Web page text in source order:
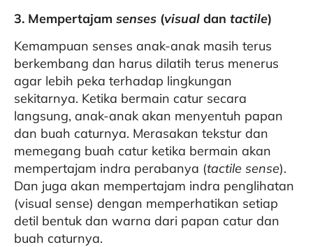
3. Mempertajam senses (visual dan tactile)
Kemampuan senses anak-anak masih terus
berkembang dan harus dilatih terus menerus
agar lebih peka terhadap lingkungan
sekitarnya. Ketika bermain catur secara
langsung, anak-anak akan menyentuh papan
dan buah caturnya. Merasakan tekstur dan
memegang buah catur ketika bermain akan
mempertajam indra perabanya (tactile sense).
Dan juga akan mempertajam indra penglihatan
(visual sense) dengan memperhatikan setiap
detil bentuk dan warna dari papan catur dan
buah caturnya.